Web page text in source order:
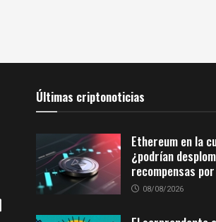
Últimas criptonoticias
Ethereum en la
¿podrían
recompensas
08/08/2026